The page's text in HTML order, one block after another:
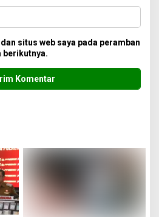
situs web saya pada peramban
berikutnya.